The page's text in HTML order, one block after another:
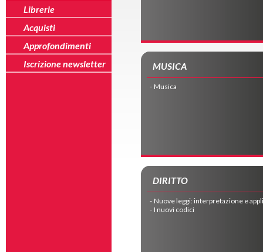
MUSICA
Musica
DIRITTO
Nuove leggi: interpretazione e
I nuovi codici
Librerie
Acquisti
Approfondimenti
Iscrizione newsletter